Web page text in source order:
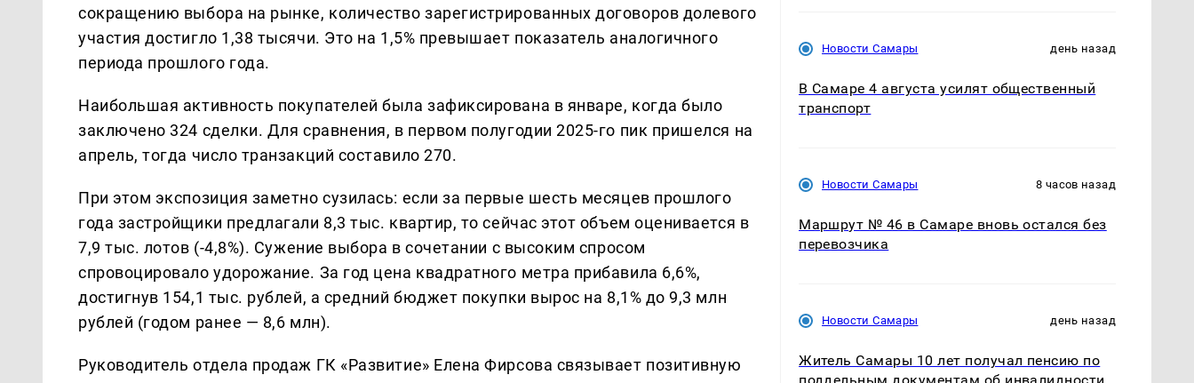
сокращению выбора на рынке, количество зарегистрированных договоров долевого
участия достигло 1,38 тысячи. Это на 1,5% превышает показатель аналогичного
периода прошлого года.
Наибольшая активность покупателей была зафиксирована в январе, когда было
заключено 324 сделки. Для сравнения, в первом полугодии 2025-го пик пришелся на
апрель, тогда число транзакций составило 270.
При этом экспозиция заметно сузилась: если за первые шесть месяцев прошлого
года застройщики предлагали 8,3 тыс. квартир, то сейчас этот объем оценивается в
7,9 тыс. лотов (-4,8%). Сужение выбора в сочетании с высоким спросом
спровоцировало удорожание. За год цена квадратного метра прибавила 6,6%,
достигнув 154,1 тыс. рублей, а средний бюджет покупки вырос на 8,1% до 9,3 млн
рублей (годом ранее — 8,6 млн).
Руководитель отдела продаж ГК «Развитие» Елена Фирсова связывает позитивную
Новости Самары день назад
В Самаре 4 августа усилят общественный
транспорт
Новости Самары 8 часов назад
Маршрут № 46 в Самаре вновь остался без
перевозчика
Новости Самары день назад
Житель Самары 10 лет получал пенсию по